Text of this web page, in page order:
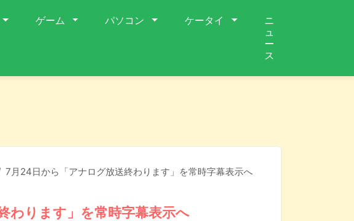
ゲーム パソコン ケータイ
ニ
ュ
ー
ス
7月24日から「アナログ放送終わります」を常時字幕表示へ
わります」を常時字幕表示へ